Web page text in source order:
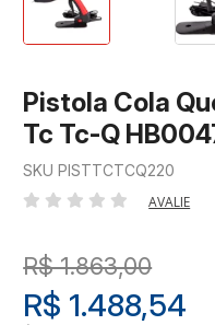
Pistola Cola
Tc Tc-Q
SKU PISTTCTCQ220
AVALIE
R$ 1.863,00
R$ 1.488,54